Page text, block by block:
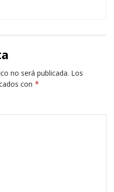
no será publicada. Los
con *